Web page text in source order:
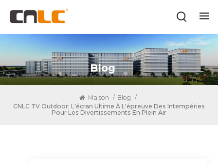
Blog
Maison / Blog /
CNLC TV Outdoor: L'écran Ultime À L'épreuve Des Intempéries
Pour Les Divertissements En Plein Air